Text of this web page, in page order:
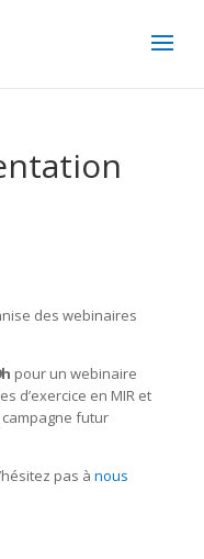
des webinaires
pour un webinaire
d’exercice en MIR et
campagne futur
pas à nous